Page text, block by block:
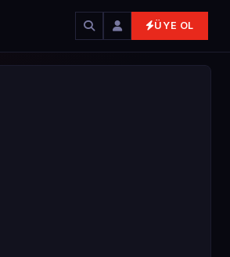
ÜYE OL